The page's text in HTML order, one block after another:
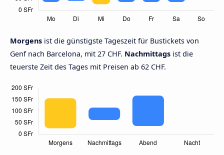
Morgens ist die günstigste Tageszeit für Bustickets von
Genf nach Barcelona, mit 27 CHF. Nachmittags ist die
teuerste Zeit des Tages mit Preisen ab 62 CHF.